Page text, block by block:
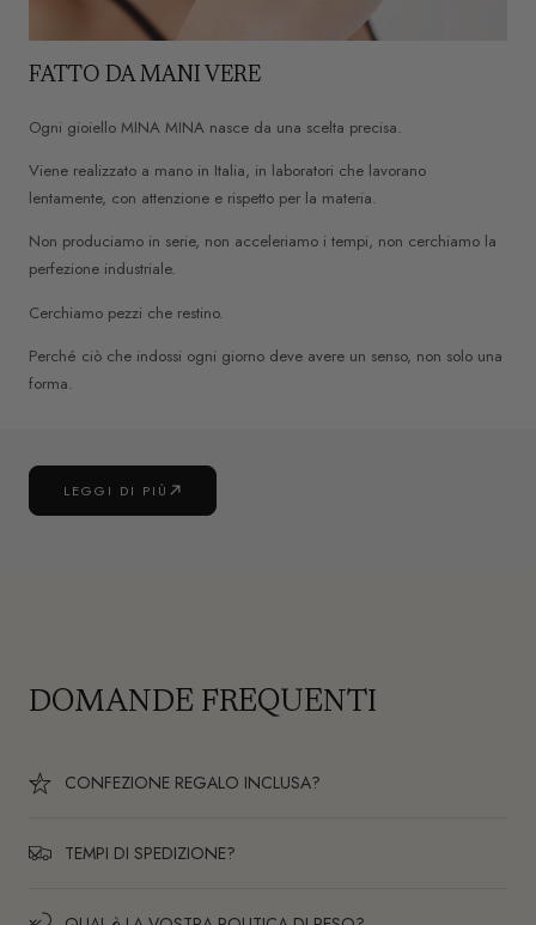
FATTO DA MANI VERE
Ogni gioiello MINA MINA nasce da una scelta precisa.
Viene realizzato a mano in Italia, in laboratori che lavorano
lentamente, con attenzione e rispetto per la materia.
Non produciamo in serie, non acceleriamo i tempi, non cerchiamo la
perfezione industriale.
Cerchiamo pezzi che restino.
Perché ciò che indossi ogni giorno deve avere un senso, non solo una
forma.
LEGGI DI PIÙ
DOMANDE FREQUENTI
CONFEZIONE REGALO INCLUSA?
TEMPI DI SPEDIZIONE?